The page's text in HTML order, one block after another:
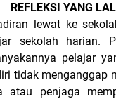
REFLEKSI YANG
lewat ke
sekolah harian.
pelajar
tidak menganggap
atau penjaga